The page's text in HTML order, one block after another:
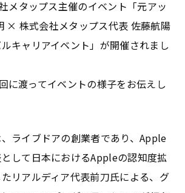
メタップス主催のイベント「元アッ
× 株式会社メタップス代表 佐藤航陽
キャリアイベント」が開催されまし
に渡ってイベントの様子をお伝えし
ライブドアの創業者であり、Apple
して日本におけるAppleの認知度拡
リアルディア代表前刀氏による、グ